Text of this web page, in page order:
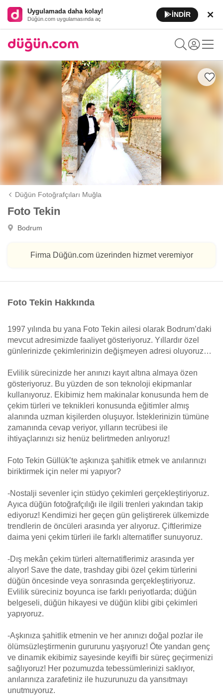
Uygulamada daha kolay!
Düğün.com uygulamasında aç
İNDİR
Düğün Fotoğrafçıları Muğla
Foto Tekin
Bodrum
Firma Düğün.com üzerinden hizmet veremiyor
Foto Tekin Hakkında
1997 yılında bu yana Foto Tekin ailesi olarak Bodrum’daki
mevcut adresimizde faaliyet gösteriyoruz. Yıllardır özel
günlerinizde çekimlerinizin değişmeyen adresi oluyoruz…
Evlilik sürecinizde her anınızı kayıt altına almaya özen
gösteriyoruz. Bu yüzden de son teknoloji ekipmanlar
kullanıyoruz. Ekibimiz hem makinalar konusunda hem de
çekim türleri ve teknikleri konusunda eğitimler almış
alanında uzman kişilerden oluşuyor. İsteklerinizin tümüne
zamanında cevap veriyor, yılların tecrübesi ile
ihtiyaçlarınızı siz henüz belirtmeden anlıyoruz!
Foto Tekin Güllük’te aşkınıza şahitlik etmek ve anılarınızı
biriktirmek için neler mi yapıyor?
-Nostalji sevenler için stüdyo çekimleri gerçekleştiriyoruz.
Ayıca düğün fotoğrafçılığı ile ilgili trenleri yakından takip
ediyoruz! Kendimizi her geçen gün geliştirerek ülkemizde
trendlerin de öncüleri arasında yer alıyoruz. Çiftlerimize
daima yeni çekim türleri ile farklı alternatifler sunuyoruz.
-Dış mekân çekim türleri alternatiflerimiz arasında yer
alıyor! Save the date, trashday gibi özel çekim türlerini
düğün öncesinde veya sonrasında gerçekleştiriyoruz.
Evlilik süreciniz boyunca ise farklı periyotlarda; düğün
belgeseli, düğün hikayesi ve düğün klibi gibi çekimleri
yapıyoruz.
-Aşkınıza şahitlik etmenin ve her anınızı doğal pozlar ile
ölümsüzleştirmenin gururunu yaşıyoruz! Öte yandan genç
ve dinamik ekibimiz sayesinde keyifli bir süreç geçirmenizi
sağlıyoruz! Her pozumuzda tebessümlerinizi saklıyor,
anılarınıza zarafetiniz ile huzurunuzu da yansıtmayı
unutmuyoruz.